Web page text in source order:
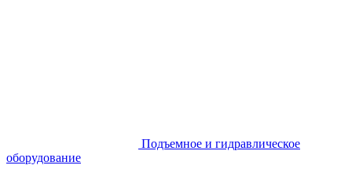
Подъемное и гидравлическое
оборудование